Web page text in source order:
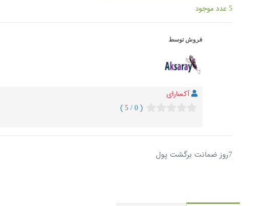
5 عدد موجود
فروش توسط
آکسارای
( 0 / 5 )
7روز ضمانت برگشت پول